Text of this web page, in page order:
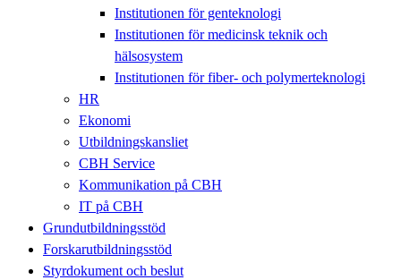
Institutionen för genteknologi
Institutionen för medicinsk teknik och
hälsosystem
Institutionen för fiber- och polymerteknologi
HR
Ekonomi
Utbildningskansliet
CBH Service
Kommunikation på CBH
IT på CBH
Grundutbildningsstöd
Forskarutbildningsstöd
Styrdokument och beslut